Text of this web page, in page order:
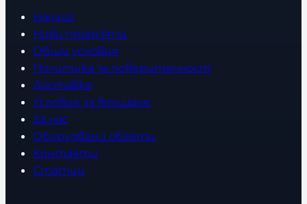
Начало
Нови продукти
Общи условия
Политика за поверителност
Доставка
Условия за връщане
За нас
Оборудвани обекти
Контакти
Статии